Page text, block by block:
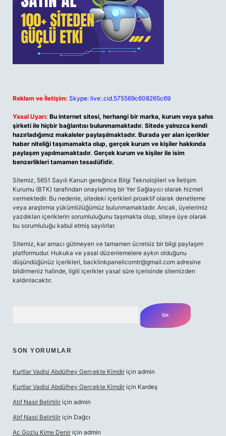
Reklam ve İletişim: Skype: live:.cid.575569c608265c69
Yasal Uyarı: Bu internet sitesi, herhangi bir marka, kurum veya şahıs
şirketi ile hiçbir bağlantısı bulunmamaktadır. Sitede yalnızca kendi
hazırladığımız makaleler paylaşılmaktadır. Burada yer alan içerikler
haber niteliği taşımamakta olup, gerçek kurum ve kişiler hakkında
paylaşım yapılmamaktadır. Gerçek kurum ve kişiler ile isim
benzerlikleri tamamen tesadüfidir.
Sitemiz, 5651 Sayılı Kanun gereğince Bilgi Teknolojileri ve İletişim
Kurumu (BTK) tarafından onaylanmış bir Yer Sağlayıcı olarak hizmet
vermektedir. Bu nedenle, sitedeki içerikleri proaktif olarak denetleme
veya araştırma yükümlülüğümüz bulunmamaktadır. Ancak, üyelerimiz
yazdıkları içeriklerin sorumluluğunu taşımakta olup, siteye üye olarak
bu sorumluluğu kabul etmiş sayılırlar.
Sitemiz, kar amacı gütmeyen ve tamamen ücretsiz bir bilgi paylaşım
platformudur. Hukuka ve yasal düzenlemelere aykırı olduğunu
düşündüğünüz içerikleri, backlinkpanelicomtr@gmail.com adresine
bildirmeniz halinde, ilgili içerikler yasal süre içerisinde sitemizden
kaldırılacaktır.
SON YORUMLAR
Kurtlar Vadisi Abdülhey Gerçekte Kimdir için admin
Kurtlar Vadisi Abdülhey Gerçekte Kimdir için Kardeş
Atıf Nasıl Belirtilir için admin
Atıf Nasıl Belirtilir için Dağcı
Ac Gozlu Kime Denir için admin